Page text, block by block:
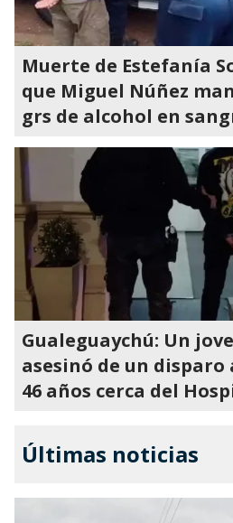
Muerte de Estefanía
que Miguel Núñez
grs de alcohol en
Gualeguaychú: Un
asesinó de un disparo
46 años cerca del
Últimas noticias